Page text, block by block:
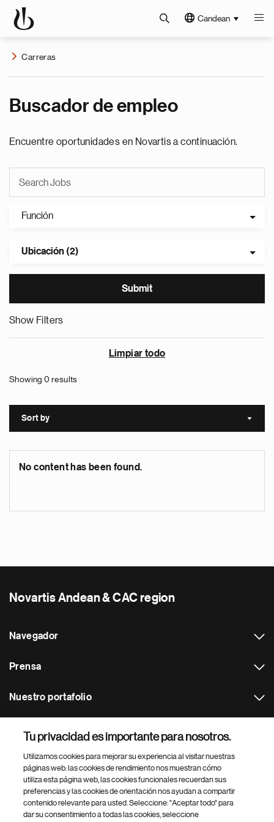
Candean
Carreras
Buscador de empleo
Encuentre oportunidades en Novartis a continuación.
Función
Ubicación (2)
Show Filters
Limpiar todo
Showing 0 results
Sort by Sort
No content has been found.
Novartis Andean & CAC region
Navegador
Prensa
Nuestro portafolio
Footer Site Search
Tu privacidad es importante para nosotros.
Utilizamos cookies para mejorar su experiencia al visitar nuestras
páginas web: las cookies de rendimiento nos muestran cómo
utiliza esta página web, las cookies funcionales recuerdan sus
preferencias y las cookies de orientación nos ayudan a compartir
contenido relevante para usted. Seleccione: "Aceptar todo" para
dar su consentimiento a todas las cookies, seleccione